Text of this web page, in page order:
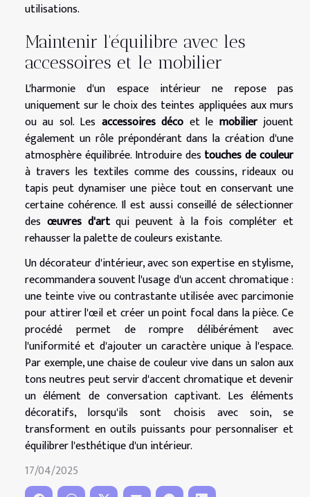
utilisations.
Maintenir l'équilibre avec les
accessoires et le mobilier
L'harmonie d'un espace intérieur ne repose pas
uniquement sur le choix des teintes appliquées aux murs
ou au sol. Les accessoires déco et le mobilierjouent
également un rôle prépondérant dans la création d'une
atmosphère équilibrée. Introduire des touches de couleur
à travers les textiles comme des coussins, rideaux ou
tapis peut dynamiser une pièce tout en conservant une
certaine cohérence. Il est aussi conseillé de sélectionner
des œuvres d'artqui peuvent à la fois compléter et
rehausser la palette de couleurs existante.
Un décorateur d'intérieur, avec son expertise en stylisme,
recommandera souvent l'usage d'un accent chromatique :
une teinte vive ou contrastante utilisée avec parcimonie
pour attirer l'œil et créer un point focal dans la pièce. Ce
procédé permet de rompre délibérément avec
l'uniformité et d'ajouter un caractère unique à l'espace.
Par exemple, une chaise de couleur vive dans un salon aux
tons neutres peut servir d'accent chromatique et devenir
un élément de conversation captivant. Les éléments
décoratifs, lorsqu'ils sont choisis avec soin, se
transforment en outils puissants pour personnaliser et
équilibrer l'esthétique d'un intérieur.
17/04/2025